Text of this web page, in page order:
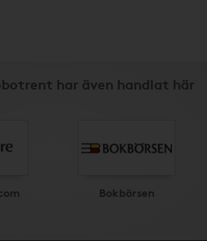
har även handlat här
Bokbörsen